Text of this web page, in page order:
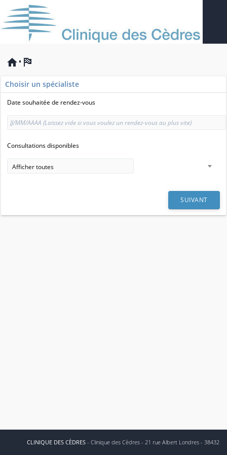
Choisir un spécialiste
Date souhaitée de rendez-vous
Consultations disponibles
Afficher toutes
SUIVANT
CLINIQUE DES CÈDRES - Clinique des Cèdres - 21 rue Albert Londres - 38432